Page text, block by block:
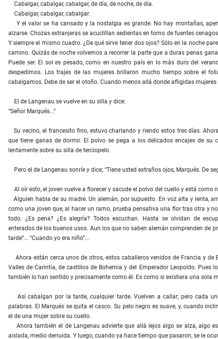
Cabalgar, cabalgar, cabalgar, de día, de noche, de día.
Cabalgar, cabalgar, cabalgar.
Y el valor se ha cansado y la nostalgia es grande. No hay montañas,
alzarse. Chozas extranjeras se acuclillan sedientas en torno de fuentes
Y siempre el mismo cuadro. ¿De qué sirve tener dos ojos? Sólo en la noche
camino. Quizás de noche volvemos a recorrer la parte que a duras penas
Puede ser. El sol es pesado, como en nuestro país en lo más duro del
despedimos. Los trajes de las mujeres brillaron mucho tiempo sobre el
cabalgamos. Debe de ser el otoño. Cuando menos allá donde afligidas
El de Langenau se vuelve en su silla y dice:
“Señor Marqués...”
Su vecino, el francesito fino, estuvo charlando y riendo estos tres días.
que tiene ganas de dormir. El polvo se pega a los delicados encajes de su
lentamente sobre su silla de terciopelo.
Pero el de Langenau sonríe y dice; “Tiene usted extraños ojos, Marqués. De
Al oír esto, el joven vuelve a florecer y sacude el polvo del cuello y está como
Alguien habla de su madre. Un alemán, por supuesto. En voz alta y lenta,
como una joven que, al hacer un ramo, prueba pensativa una flor tras otra y
todo. ¿Es pena? ¿Es alegría? Todos escuchan. Hasta se olvidan de
enterados de los buenos usos. Aun los que no saben alemán comprenden de
tarde”... “Cuando yo era niño”...
Ahora están cerca unos de otros, estos caballeros venidos de Francia y de
Valles de Carintia, de castillos de Bohemia y del Emperador Leopoldo. Pues
también lo han sentido y precisamente como él. Es como si existiera una sola
Así cabalgan por la tarde, cualquier tarde. Vuelven a callar; pero cada
palabras. El Marqués se quita el casco. Su pelo negro es suave, y, cuando
el de una mujer sobre su cuello.
Ahora también el de Langenau advierte que allá lejos algo se alza, algo
aislada, medio derruida. Y luego, cuando ya hace tiempo que pasaron, se le